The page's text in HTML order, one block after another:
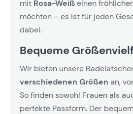
mit Rosa-Weißeinen
möchten – es ist für jeden
dabei.
Bequeme
Wir bieten unsere
verschiedenen Größen an,
So finden sowohl Frauen als
perfekte Passform. Der